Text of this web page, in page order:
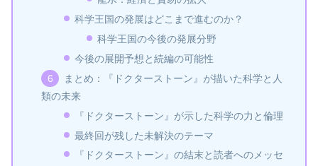
科学王国の発展はどこまで進むのか？
科学王国の今後の発展分野
今後の展開予想と続編の可能性
まとめ：『ドクターストーン』が描いた科学と人
類の未来
『ドクターストーン』が示した科学の力と倫理
最終回が残した未解決のテーマ
『ドクターストーン』の結末と読者へのメッセ